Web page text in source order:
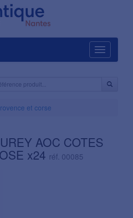
Navigation
et corse
AOC COTES
x24 réf. 00085